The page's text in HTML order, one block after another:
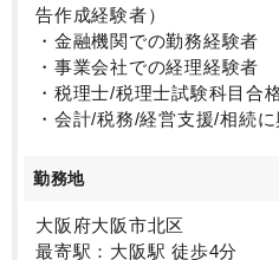
告作成経験者）
・金融機関での勤務経験者
・事業会社での経理経験者
・税理士/税理士試験科目合
・会計/税務/経営支援/相続
勤務地
大阪府大阪市北区
最寄駅：大阪駅 徒歩4分